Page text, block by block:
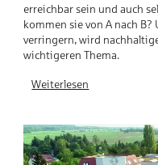
erreichbar sein und auch
kommen sie von A nach
verringern, wird
wichtigeren Thema.
Weiterlesen
:
Diesel
–